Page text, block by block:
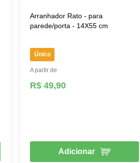
Arranhador Rato - para
parede/porta - 14X55 cm
Único
A partir de
R$ 49,90
Adicionar